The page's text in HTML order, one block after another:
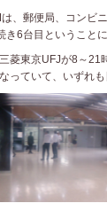
、郵便局、コンビ
6台目ということに
菱東京UFJが8～21
ていて、いずれも